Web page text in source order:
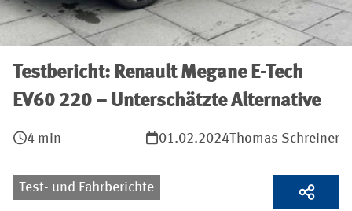
Testbericht: Renault Megane E-Tech
EV60 220 – Unterschätzte Alternative
4 min 01.02.2024Thomas Schreiner
Test- und Fahrberichte